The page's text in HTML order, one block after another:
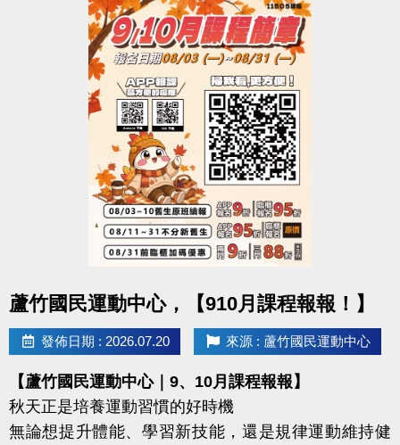
1. 參與任一課程即贈黑松FIN運動飲料一瓶(上課當天
2. 報名此次公益課程且開班成功學員，報名9-10月期
課及球類家教課(10H)項目享9折優惠。
◆ 名額有限，報滿為止(報名不限大小朋友~)
-洽詢專線：03-2639066 #115
-官網 :
https://www.lzsports.com.tw/zh_TW/news/pageID/1/
-FB : 桃園市蘆竹國民運動中心
-IG : @luzhusports
蘆竹國民運動中心，【910月課程報報！】
發佈日期 : 2026.07.20 來源 : 蘆竹國民運動中心
【蘆竹國民運動中心｜9、10月課程報報】
秋天正是培養運動習慣的好時機
無論想提升體能、學習新技能，還是規律運動維持健